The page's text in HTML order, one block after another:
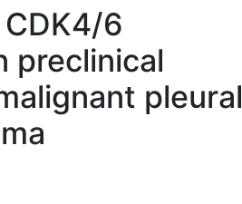
6
preclinical
pleural